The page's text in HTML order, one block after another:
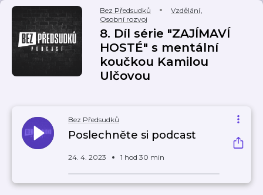
Bez Předsudků Vzdělání,
Osobní rozvoj
8. Díl série "ZAJÍMAVÍ
HOSTÉ" s mentální
koučkou Kamilou
Ulčovou
Bez Předsudků
Poslechněte si podcast
24. 4. 2023 1 hod 30 min